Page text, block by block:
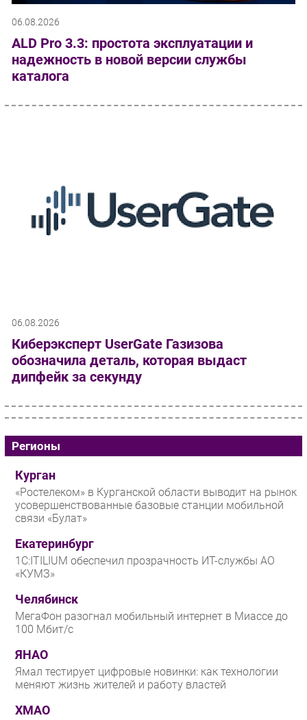
06.08.2026
ALD Pro 3.3: простота эксплуатации и
надежность в новой версии службы
каталога
06.08.2026
Киберэксперт UserGate Газизова
обозначила деталь, которая выдаст
дипфейк за секунду
Регионы
Курган
«Ростелеком» в Курганской области выводит на рынок
усовершенствованные базовые станции мобильной
связи «Булат»
Екатеринбург
1С:ITILIUM обеспечил прозрачность ИТ-службы АО
«КУМЗ»
Челябинск
МегаФон разогнал мобильный интернет в Миассе до
100 Мбит/с
ЯНАО
Ямал тестирует цифровые новинки: как технологии
меняют жизнь жителей и работу властей
ХМАО